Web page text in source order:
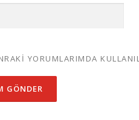
YORUMLARIMDA